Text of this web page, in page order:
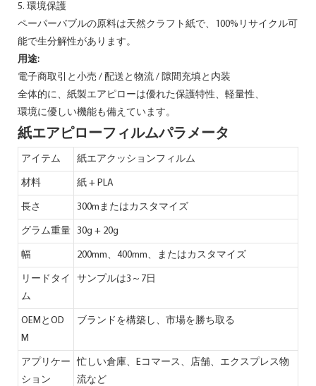
5. 環境保護
ペーパーバブルの原料は天然クラフト紙で、100%リサイクル可
能で生分解性があります。
用途:
電子商取引と小売 / 配送と物流 / 隙間充填と内装
全体的に、紙製エアピローは優れた保護特性、軽量性、
環境に優しい機能も備えています。
紙エアピローフィルムパラメータ
アイテム 紙エアクッションフィルム
材料 紙 + PLA
長さ 300mまたはカスタマイズ
グラム重量 30g + 20g
幅 200mm、400mm、またはカスタマイズ
リードタイ
ム
サンプルは3～7日
OEMとOD
M
ブランドを構築し、市場を勝ち取る
アプリケー
ション
忙しい倉庫、Eコマース、店舗、エクスプレス物
流など